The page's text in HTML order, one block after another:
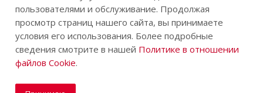
2026 © Строй-К.рф. Сайт не является публичной
офертой.
пользователями и обслуживание. Продолжая
просмотр страниц нашего сайта, вы принимаете
условия его использования. Более подробные
сведения смотрите в нашей Политике в отношении
файлов Cookie.